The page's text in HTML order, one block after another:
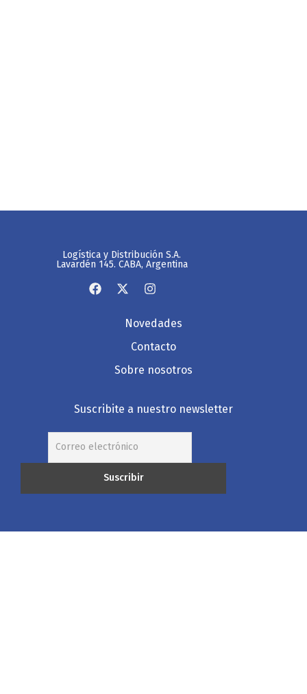
Logística y Distribución S.A.
Lavardén 145. CABA, Argentina
Novedades
Contacto
Sobre nosotros
Suscribite a nuestro newsletter